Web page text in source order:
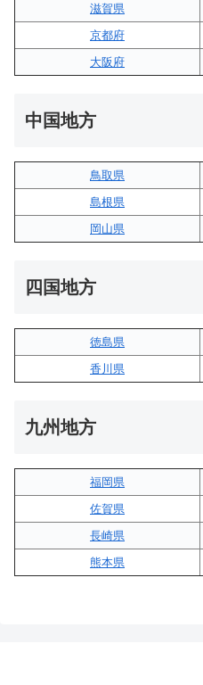
滋賀県
京都府
大阪府
中国地方
鳥取県
島根県
岡山県
四国地方
徳島県
香川県
九州地方
福岡県
佐賀県
長崎県
熊本県